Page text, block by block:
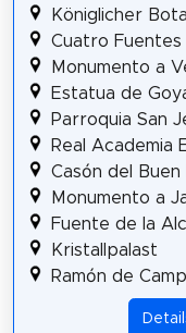
Königlicher
Cuatro Fuentes
Monumento a
Estatua de
Parroquia San
Real Academia
Casón del Buen
Monumento a
Fuente de la
Kristallpalast
Ramón de